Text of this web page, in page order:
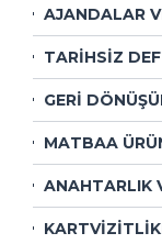
AJANDALAR
TARİHSİZ
GERİ
MATBAA
ANAHTARLIK